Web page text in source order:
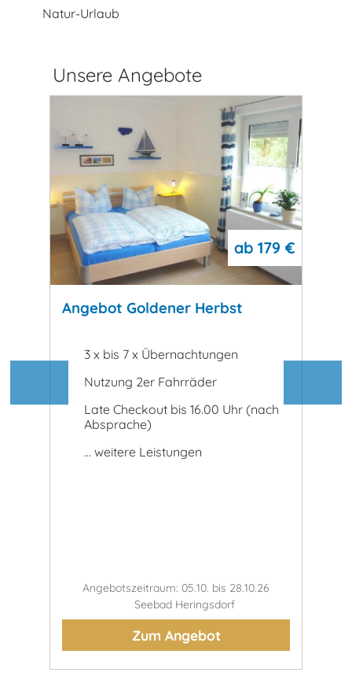
Natur-Urlaub
Unsere Angebote
ab 179 €
Angebot Goldener Herbst
3 x bis 7 x Übernachtungen
Nutzung 2er Fahrräder
Late Checkout bis 16.00 Uhr (nach
Absprache)
... weitere Leistungen
Angebotszeitraum: 05.10. bis 28.10.26
Seebad Heringsdorf
Zum Angebot